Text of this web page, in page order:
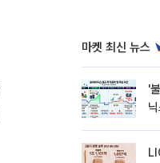
마켓 최신 뉴스
'